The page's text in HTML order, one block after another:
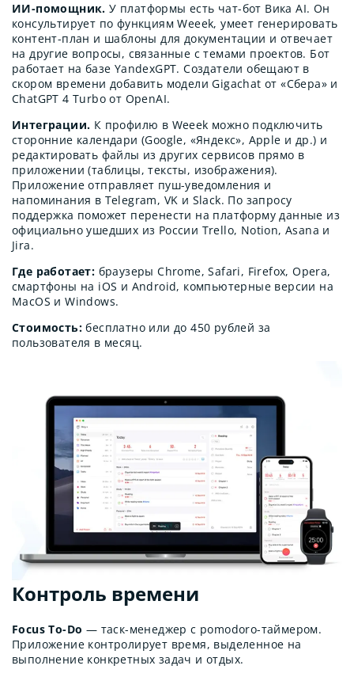
ИИ-помощник.У платформы есть чат-бот Вика AI. Он
консультирует по функциям Weeek, умеет генерировать
контент-план и шаблоны для документации и отвечает
на другие вопросы, связанные с темами проектов. Бот
работает на базе YandexGPT. Создатели обещают в
скором времени добавить модели Gigachat от «Сбера» и
ChatGPT 4 Turbo от OpenAI.
Интеграции. К профилю в Weeek можно подключить
сторонние календари (Google, «Яндекс», Apple и др.) и
редактировать файлы из других сервисов прямо в
приложении (таблицы, тексты, изображения).
Приложение отправляет пуш-уведомления и
напоминания в Telegram, VK и Slack. По запросу
поддержка поможет перенести на платформу данные из
официально ушедших из России Trello, Notion, Asana и
Jira.
Где работает: браузеры Chrome, Safari, Firefox, Opera,
смартфоны на iOS и Android, компьютерные версии на
MacOS и Windows.
Стоимость:бесплатно или до 450 рублей за
пользователя в месяц.
Контроль времени
Focus To-Do — таск-менеджер с pomodoro-таймером.
Приложение контролирует время, выделенное на
выполнение конкретных задач и отдых.